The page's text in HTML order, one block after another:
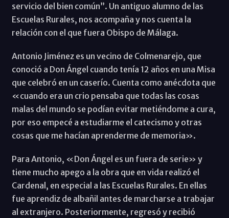
servicio del bien común”. Un antiguo alumno de las
Escuelas Rurales, nos acompaña y nos cuenta la
relación con el que fuera Obispo de Málaga.
Antonio Jiménez es un vecino de Colmenarejo, que
conoció a Don Ángel cuando tenía 12 años en una Misa
que celebró en un caserío. Cuenta como anécdota que
«cuando era un crio pensaba que todas las cosas
malas del mundo se podían evitar metiéndome a cura,
por eso empecé a estudiarme el catecismo y otras
cosas que me hacían aprenderme de memoria».
Para Antonio, «Don Ángel es un fuera de serie» y
tiene mucho apego a la obra que en vida realizó el
Cardenal, en especial a las Escuelas Rurales. En ellas
fue aprendiz de albañil antes de marcharse a trabajar
al extranjero. Posteriormente, regresó y recibió